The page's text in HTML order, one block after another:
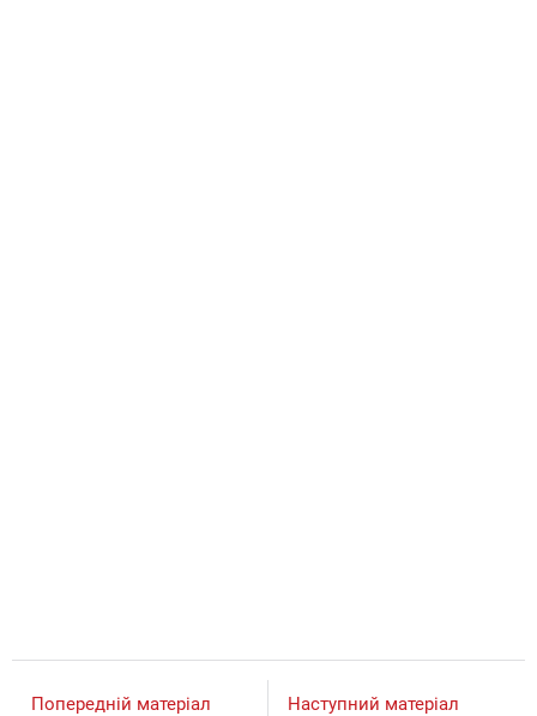
Попередній матеріал
Наступний матеріал